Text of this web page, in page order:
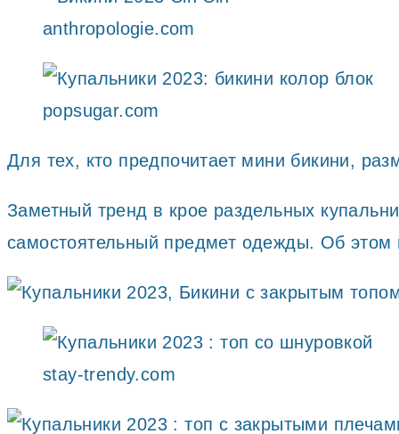
anthropologie.com
popsugar.com
Для тех, кто предпочитает мини бикини,
Заметный тренд в крое раздельных
самостоятельный предмет одежды. Об этом
stay-trendy.com